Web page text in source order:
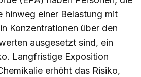
hinweg einer Belastung mit
Konzentrationen über den
ausgesetzt sind, ein
Langfristige Exposition
erhöht das Risiko,